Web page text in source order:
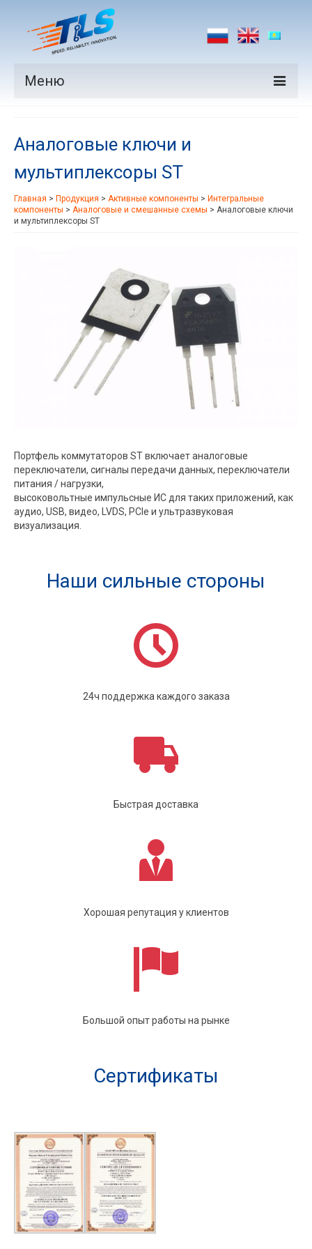
Меню
Производители
Рынки
Новости
Аналоговые ключи и
мультиплексоры ST
Главная > Продукция > Активные компоненты > Интегральные
компоненты > Аналоговые и смешанные схемы > Аналоговые ключи
и мультиплексоры ST
Портфель коммутаторов ST включает аналоговые
переключатели, сигналы передачи данных, переключатели
питания / нагрузки,
высоковольтные импульсные ИС для таких приложений, как
аудио, USB, видео, LVDS, PCIe и ультразвуковая
визуализация.
Наши сильные стороны
24ч поддержка каждого заказа
Быстрая доставка
Хорошая репутация у клиентов
Большой опыт работы на рынке
Сертификаты